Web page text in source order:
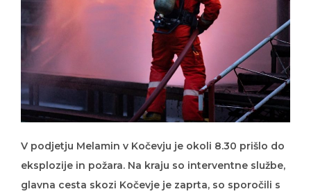
V podjetju Melamin v Kočevju je okoli 8.30 prišlo do
eksplozije in požara. Na kraju so interventne službe,
glavna cesta skozi Kočevje je zaprta, so sporočili s